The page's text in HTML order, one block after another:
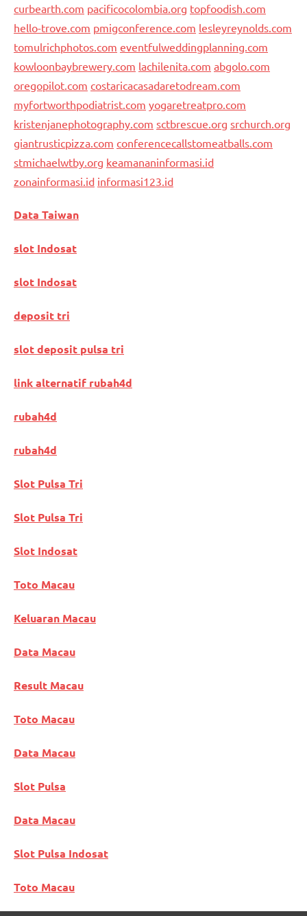
curbearth.com pacificocolombia.org topfoodish.com
hello-trove.com pmigconference.com lesleyreynolds.com
tomulrichphotos.com eventfulweddingplanning.com
kowloonbaybrewery.com lachilenita.com abgolo.com
oregopilot.com costaricacasadaretodream.com
myfortworthpodiatrist.com yogaretreatpro.com
kristenjanephotography.com sctbrescue.org srchurch.org
giantrusticpizza.com conferencecallstomeatballs.com
stmichaelwtby.org keamananinformasi.id
zonainformasi.id informasi123.id
Data Taiwan
slot Indosat
slot Indosat
deposit tri
slot deposit pulsa tri
link alternatif rubah4d
rubah4d
rubah4d
Slot Pulsa Tri
Slot Pulsa Tri
Slot Indosat
Toto Macau
Keluaran Macau
Data Macau
Result Macau
Toto Macau
Data Macau
Slot Pulsa
Data Macau
Slot Pulsa Indosat
Toto Macau